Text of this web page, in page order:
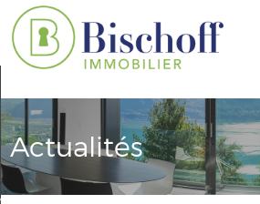
Nos offres
L'agence
une alerte mail
Actualités